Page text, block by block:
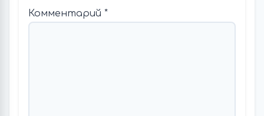
Комментарий *